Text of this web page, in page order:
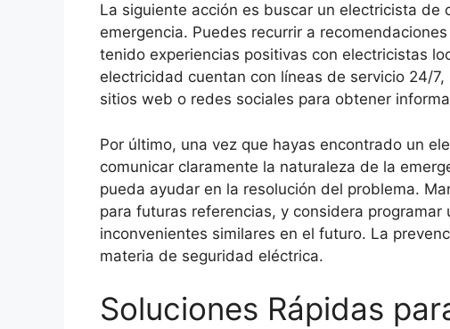
La siguiente acción es buscar un electricista de
emergencia. Puedes recurrir a
tenido experiencias positivas con electricistas
electricidad cuentan con líneas de servicio 24/
sitios web o redes sociales para obtener
Por último, una vez que hayas encontrado un
comunicar claramente la naturaleza de la
pueda ayudar en la resolución del problema.
para futuras referencias, y considera
inconvenientes similares en el futuro. La
materia de seguridad eléctrica.
Soluciones Rápidas